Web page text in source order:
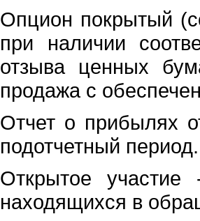
Опцион покрытый
при наличии
отзыва ценных
продажа с
Отчет о прибылях
подотчетный период.
Открытое участие
находящихся в